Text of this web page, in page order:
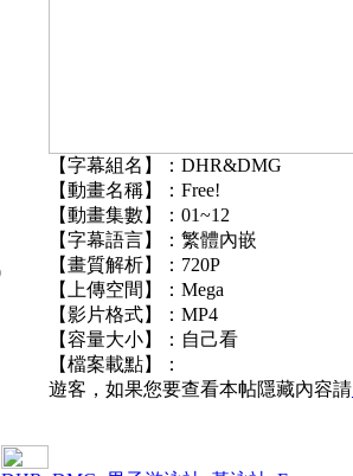
【字幕組名】：DHR&DMG
【動畫名稱】：Free!
【動畫集數】：01~12
【字幕語言】：繁體內嵌
【畫質解析】：720P
【上傳空間】：Mega
【影片格式】：MP4
【容量大小】：自己看
【檔案載點】：
遊客，如果您要查看本帖隱藏內容請